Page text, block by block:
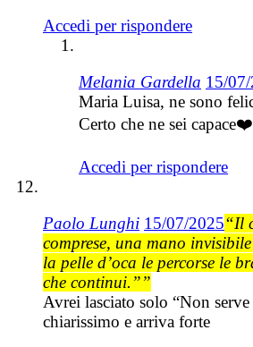
Accedi per rispondere
Melania Gardella 15/
Maria Luisa, ne sono
Certo che ne sei capace❤️
Accedi per rispondere
Paolo Lunghi 15/07/2025“Il
comprese, una mano
la pelle d’oca le percorse le
che continui.””
Avrei lasciato solo “Non
chiarissimo e arriva forte